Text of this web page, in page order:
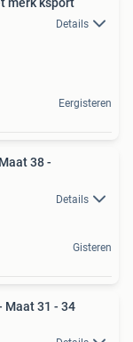
merk ksport
Details
Eergisteren
38 -
Details
Gisteren
Maat 31 - 34